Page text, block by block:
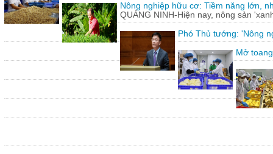
Nông nghiệp hữu cơ: Tiềm năng lớn,
QUẢNG NINH-Hiện nay, nông sản
Phó Thủ tướng: 'Nông
Mở